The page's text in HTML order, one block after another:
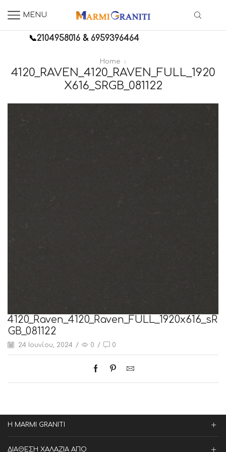
MENU
📞2104958016 &6959396464
Home
4120_RAVEN_4120_RAVEN_FULL_1920
X616_SRGB_081122
4120_Raven_4120_Raven_FULL_1920x616_sR
GB_081122
24 Ιουνίου, 2024 / 0 / 0
Η MARMI GRANITI
ΔΙΑΘΕΣΗ ΧΑΛΑΖΙΑ ΑΠΟ